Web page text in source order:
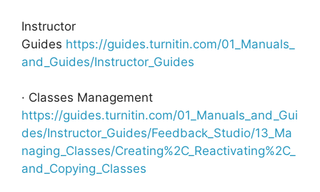
Instructor
Guides https://guides.turnitin.com/01_Manuals_
and_Guides/Instructor_Guides
· Classes Management
https://guides.turnitin.com/01_Manuals_and_Gui
des/Instructor_Guides/Feedback_Studio/13_Ma
naging_Classes/Creating%2C_Reactivating%2C_
and_Copying_Classes